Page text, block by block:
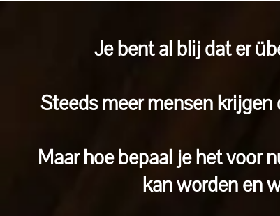
Je bent al blij dat er
Steeds meer mensen
Maar hoe bepaal je het voor
kan worden en